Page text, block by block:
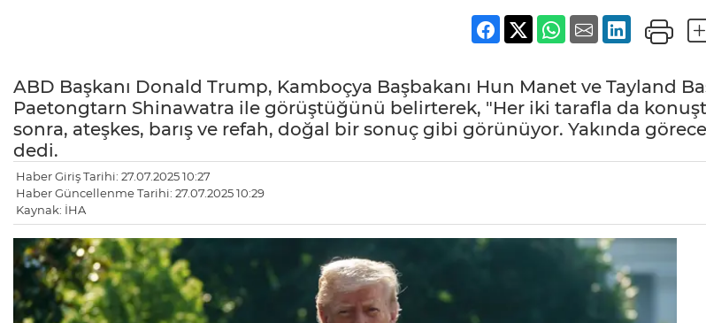
ABD Başkanı Donald Trump, Kamboçya Başbakanı Hun Manet ve Tayland
Paetongtarn Shinawatra ile görüştüğünü belirterek, "Her iki tarafla da
sonra, ateşkes, barış ve refah, doğal bir sonuç gibi görünüyor. Yakında
dedi.
Haber Giriş Tarihi: 27.07.2025 10:27
Haber Güncellenme Tarihi: 27.07.2025 10:29
Kaynak: İHA